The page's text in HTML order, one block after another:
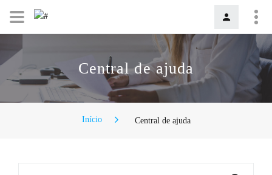
Central de ajuda
Início Central de ajuda